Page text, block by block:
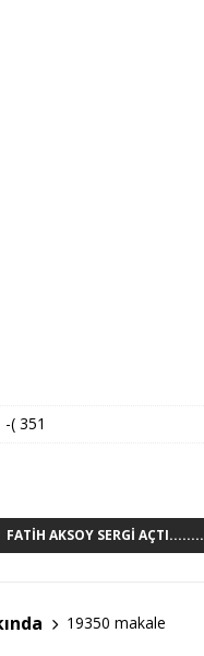
-( 351
FATIH AKSOY SERGI AÇTI........
19350 makale